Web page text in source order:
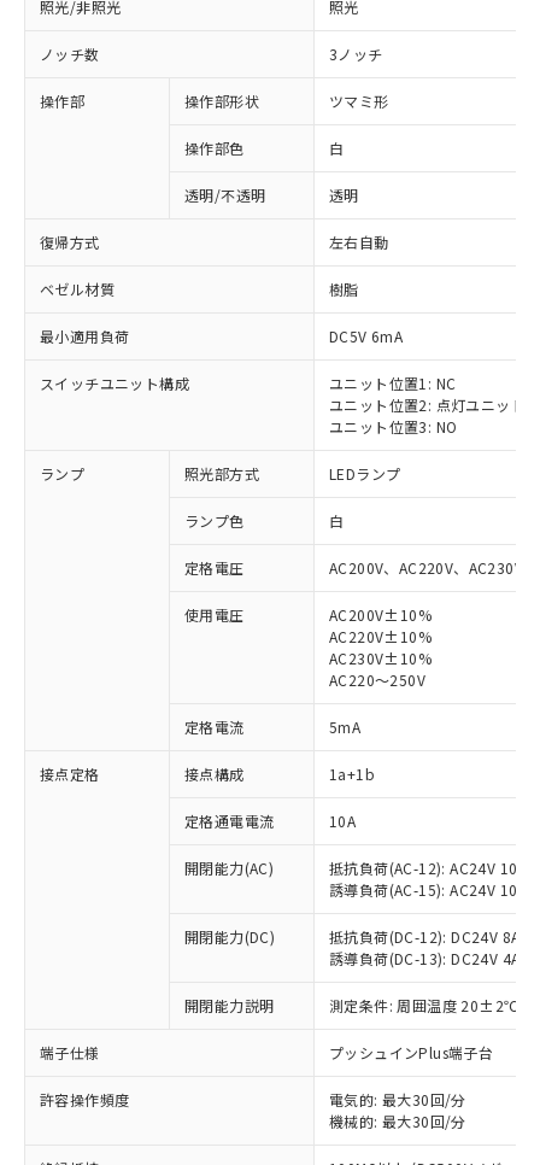
照光/非照光 照光
ノッチ数 3ノッチ
操作部 操作部形状 ツマミ形
操作部色 白
透明/不透明 透明
復帰方式 左右自動
ベゼル材質 樹脂
最小適用負荷 DC5V 6mA
スイッチユニット構成
ユニット位置1: NC
ユニット位置2: 点灯ユニット
ユニット位置3: NO
ランプ 照光部方式 LEDランプ
ランプ色 白
定格電圧 AC200V、AC220V、AC230V
使用電圧
AC200V±10%
AC220V±10%
AC230V±10%
AC220～250V
定格電流 5mA
接点定格 接点構成 1a+1b
定格通電電流 10A
開閉能力(AC)
抵抗負荷(AC-12): AC24V 10A/
誘導負荷(AC-15): AC24V
開閉能力(DC)
抵抗負荷(DC-12): DC24V 8A/
誘導負荷(DC-13): DC24V 4A/
開閉能力説明 測定条件: 周囲温度 20±2℃、
端子仕様 プッシュインPlus端子台
許容操作頻度
電気的: 最大30回/分
機械的: 最大30回/分
以下の条件をお読みいただき、同意のうえ
本サービスは、当社制御機器事業取扱
商品の当社在庫状況および標準価格
当社制御機器事業取扱商品の中には、
※1 対応状況
対応済み：EU RoHS指令（10物質）の
非含有に対応した製品が提供可能な商品で
対応予定：EU RoHS指令（10物質）の非含
有に対応した製品に切り替える予定のある
対応予定なし：EU RoHS指令（10物質）の
非含有に非対応の商品で、対応品を出す予
定はありません。
調査・確認中：EU RoHS指令（10物質）の
非含有の対応状況を調査中または確認中の
非該当品：ライセンス料など無形物で、有
害物質有無と関係のない商品です。
仕入先様の事情により、非含有部品として
※1 中国RoHS○×表
「○」：最大均質材料含有率が中国RoHSの
基準値以下であることを示します。
「×」：最大均質材料含有率が中国RoHSの